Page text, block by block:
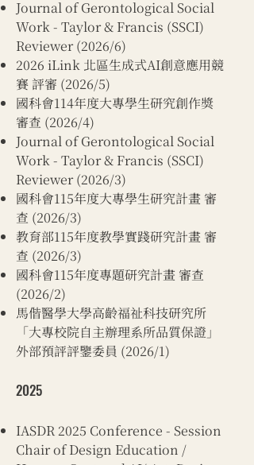
Journal of Gerontological Social
Work - Taylor & Francis (SSCI)
Reviewer (2026/6)
2026 iLink 北區生成式AI創意應用競
賽 評審 (2026/5)
國科會114年度大專學生研究創作獎
審查 (2026/4)
Journal of Gerontological Social
Work - Taylor & Francis (SSCI)
Reviewer (2026/3)
國科會115年度大專學生研究計畫 審
查 (2026/3)
教育部115年度教學實踐研究計畫 審
查 (2026/3)
國科會115年度專題研究計畫 審查
(2026/2)
馬偕醫學大學高齡福祉科技研究所
「大專校院自主辦理系所品質保證」
外部預評評鑒委員 (2026/1)
2025
IASDR 2025 Conference - Session
Chair of Design Education /